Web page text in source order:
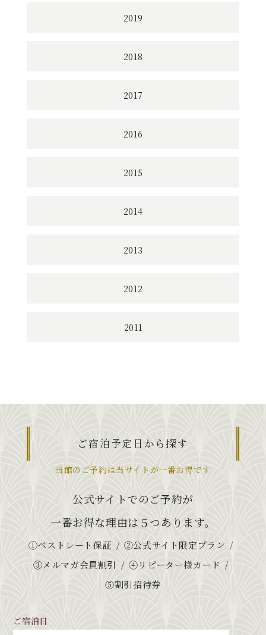
2019
2018
2017
2016
2015
2014
2013
2012
2011
ご宿泊予定日から探す
当館のご予約は当サイトが一番お得です
公式サイトでのご予約が
一番お得な理由は５つあります。
①ベストレート保証
②公式サイト限定プラン
③メルマガ会員割引
④リピーター様カード
⑤割引招待券
ご宿泊日